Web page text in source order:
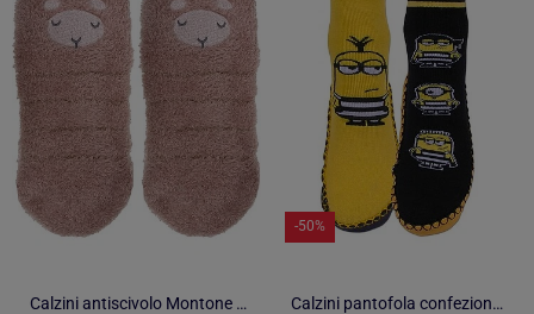
Calzini antiscivolo Montone lavorato a maglia di colore bianco bambina Isotoner
-50%
Calzini pantofola confezione da 2 I Minions